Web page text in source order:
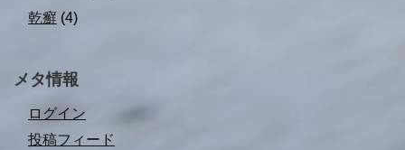
乾癬 (4)
メタ情報
ログイン
投稿フィード